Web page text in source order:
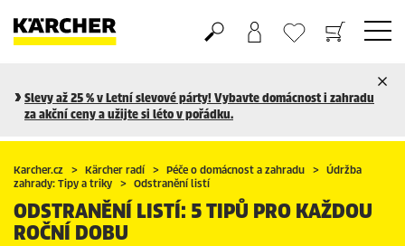
Slevy až 25 % v Letní slevové párty! Vybavte domácnost i zahradu
za akční ceny a užijte si léto v pořádku.
Karcher.cz Kärcher radí Péče o domácnost a zahradu
Údržba
zahrady: Tipy a triky
Odstranění listí
ODSTRANĚNÍ LISTÍ: 5 TIPŮ PRO KAŽDOU
ROČNÍ DOBU